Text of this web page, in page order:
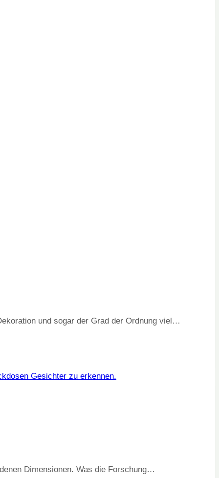
und sogar der Grad der Ordnung viel…
Dimensionen. Was die Forschung…